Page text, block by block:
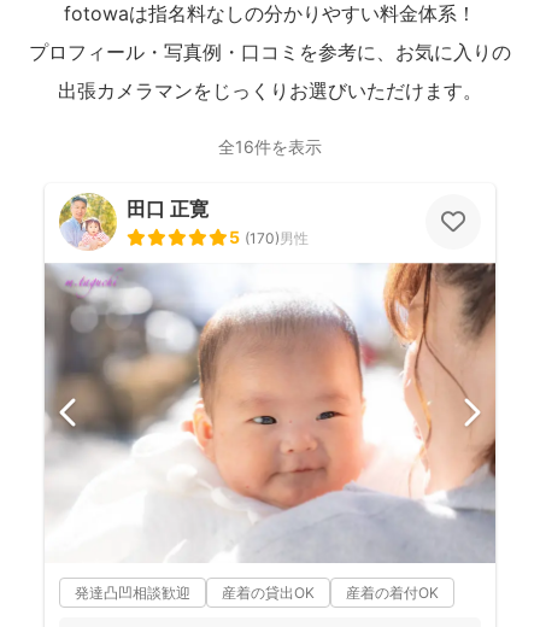
fotowaは指名料なしの分かりやすい料金体系！
プロフィール・写真例・口コミを参考に、お気に入りの
出張カメラマンをじっくりお選びいただけます。
全16件を表示
田口 正寛
5 (170)男性
発達凸凹相談歓迎 産着の貸出OK 産着の着付OK